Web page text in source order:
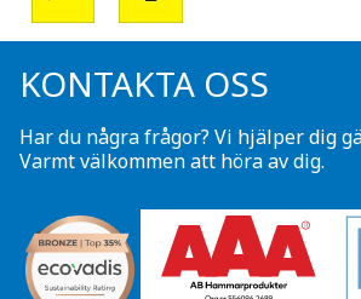
KONTAKTA OSS
Har du några frågor? Vi hjälper dig
Varmt välkommen att höra av dig.